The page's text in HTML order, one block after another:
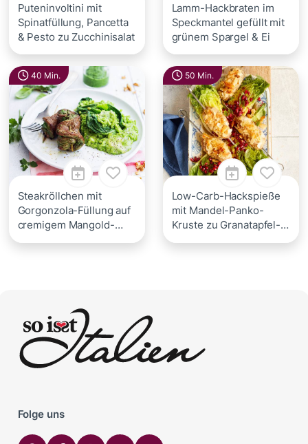
Puteninvoltini mit
Spinatfüllung, Pancetta
& Pesto zu Zucchinisalat
Lamm-Hackbraten im
Speckmantel gefüllt mit
grünem Spargel & Ei
40 Min.
Steakröllchen mit
Gorgonzola-Füllung auf
cremigem Mangold-
Risotto
50 Min.
Low-Carb-Hackspieße
mit Mandel-Panko-
Kruste zu Granatapfel-
Minz-Salat
Folge uns